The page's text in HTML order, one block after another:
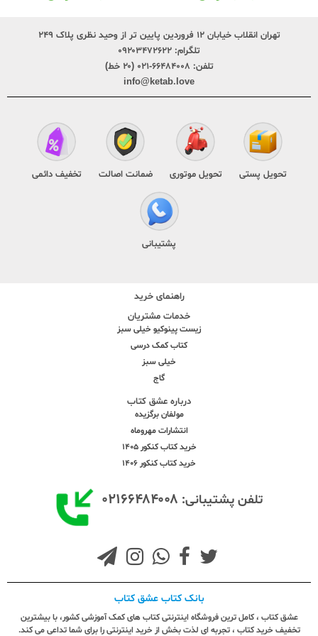
تهران انقلاب خیابان ۱۲ فروردین پایین تر از وحید نظری پلاک ۲۴۹
تلگرام: ۰۹۲۰۳۴۷۲۶۲۲
تلفن: ۶۶۴۸۴۰۰۸-۰۲۱ (۲۰ خط)
info@ketab.love
تحویل پستی تحویل موتوری ضمانت اصالت تخفیف دائمی
پشتیبانی
راهنمای خرید
خدمات مشتریان
زیست پینوکیو خیلی سبز
کتاب کمک درسی
خیلی سبز
گاج
درباره عشق کتاب
مولفان برگزیده
انتشارات مهروماه
خرید کتاب کنکور 1405
خرید کتاب کنکور 1406
تلفن پشتیبانی: ۰۲۱۶۶۴۸۴۰۰۸
بانک کتاب عشق کتاب
عشق کتاب ، کامل ترین فروشگاه اینترنتی کتاب های کمک آموزشی کشور، با بیشترین
تخفیف خرید کتاب ، تجربه ای لذت بخش از خرید اینترنتی را برای شما تداعی می کند.